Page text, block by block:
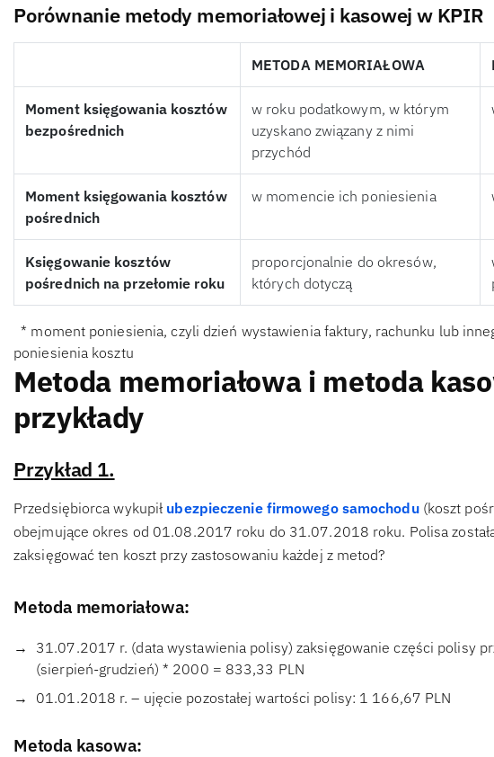
Porównanie metody memoriałowej i kasowej w KPIR
METODA MEMORIAŁOWA
Moment księgowania kosztów
bezpośrednich
w roku podatkowym, w którym
uzyskano związany z nimi
przychód
Moment księgowania kosztów
pośrednich
w momencie ich poniesienia
Księgowanie kosztów
pośrednich na przełomie roku
proporcjonalnie do okresów,
których dotyczą
* moment poniesienia, czyli dzień wystawienia faktury, rachunku lub
poniesienia kosztu
Metoda memoriałowa i metoda
przykłady
Przykład 1.
Przedsiębiorca wykupił ubezpieczenie firmowego samochodu(koszt
obejmujące okres od 01.08.2017 roku do 31.07.2018 roku. Polisa
zaksięgować ten koszt przy zastosowaniu każdej z metod?
Metoda memoriałowa:
31.07.2017 r. (data wystawienia polisy) zaksięgowanie części polisy
(sierpień-grudzień) * 2000 = 833,33 PLN
01.01.2018 r. – ujęcie pozostałej wartości polisy: 1 166,67 PLN
Metoda kasowa: